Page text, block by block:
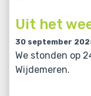
Uit het
30 september
We stonden op
Wijdemeren.